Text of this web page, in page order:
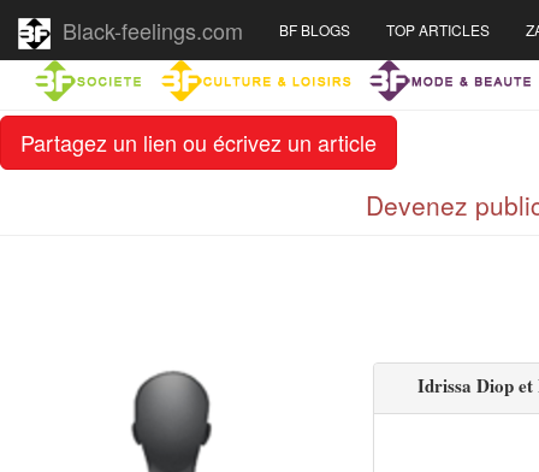
Partagez un lien ou écrivez un article
Black-feelings.com BF BLOGS TOP ARTICLES
Devenez
Idrissa Diop et